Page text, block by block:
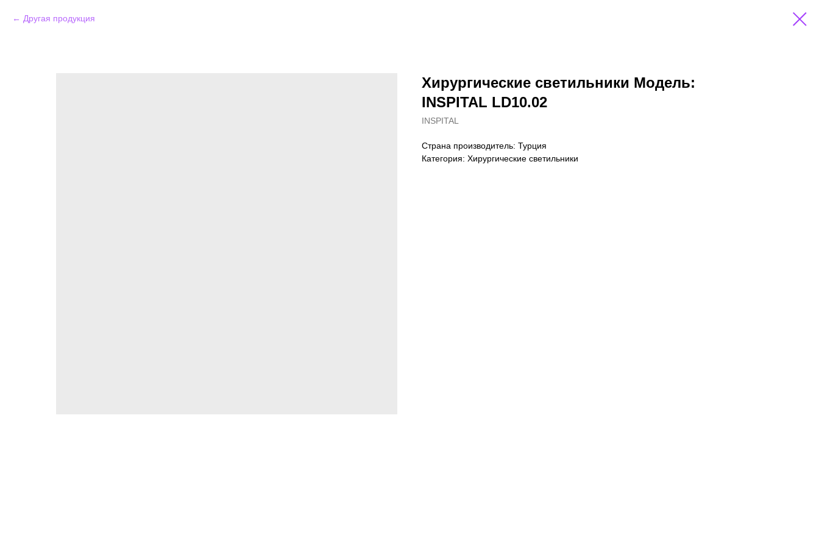
Другая продукция
Хирургические светильники Модель:
INSPITAL LD10.02
INSPITAL
Страна производитель: Турция
Категория: Хирургические светильники